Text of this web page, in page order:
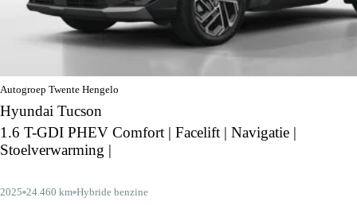
Autogroep Twente Hengelo
Hyundai Tucson
1.6 T-GDI PHEV Comfort | Facelift | Navigatie |
Stoelverwarming |
2025 24.460 km Hybride benzine